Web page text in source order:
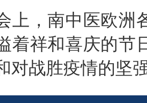
，南中医欧洲各
着祥和喜庆的节
对战胜疫情的坚